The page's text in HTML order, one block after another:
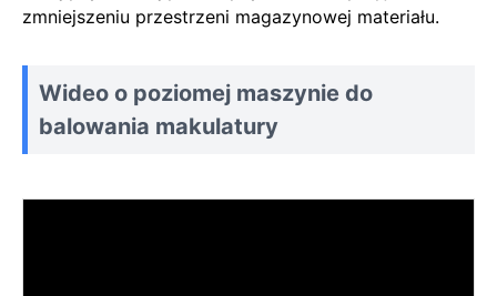
zmniejszeniu przestrzeni magazynowej materiału.
Wideo o poziomej maszynie do
balowania makulatury